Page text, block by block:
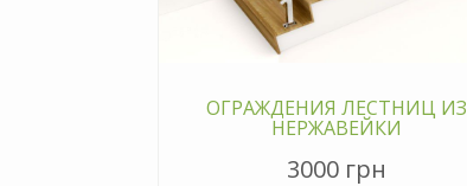
ОГРАЖДЕНИЯ ЛЕСТНИЦ ИЗ
НЕРЖАВЕЙКИ
3000 грн